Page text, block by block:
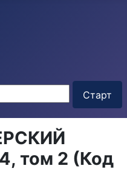
том 2 (Код